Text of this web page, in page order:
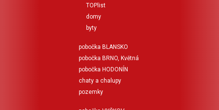
TOPlist
domy
byty
pobočka BLANSKO
pobočka BRNO, Květná
pobočka HODONÍN
chaty a chalupy
pozemky